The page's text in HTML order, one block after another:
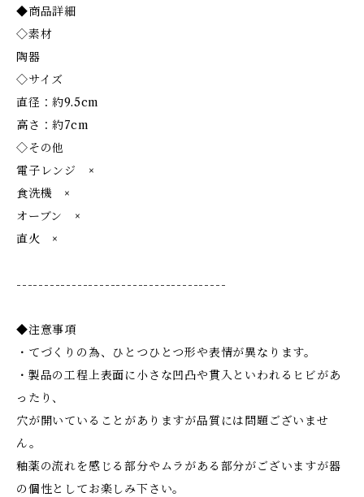
◆商品詳細
◇素材
陶器
◇サイズ
直径：約9.5cm
高さ：約7cm
◇その他
電子レンジ ×
食洗機 ×
オーブン ×
直火 ×
--------------------------------------
◆注意事項
・てづくりの為、ひとつひとつ形や表情が異なります。
・製品の工程上表面に小さな凹凸や貫入といわれるヒビがあ
ったり、
穴が開いていることがありますが品質には問題ございませ
ん。
釉薬の流れを感じる部分やムラがある部分がございますが器
の個性としてお楽しみ下さい。